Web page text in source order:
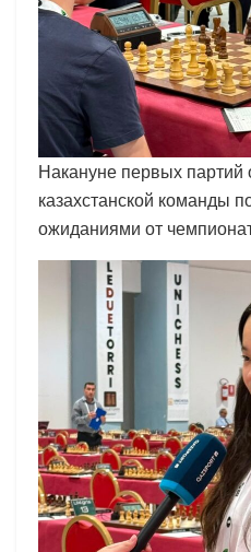
Накануне первых партий
казахстанской команды
ожиданиями от